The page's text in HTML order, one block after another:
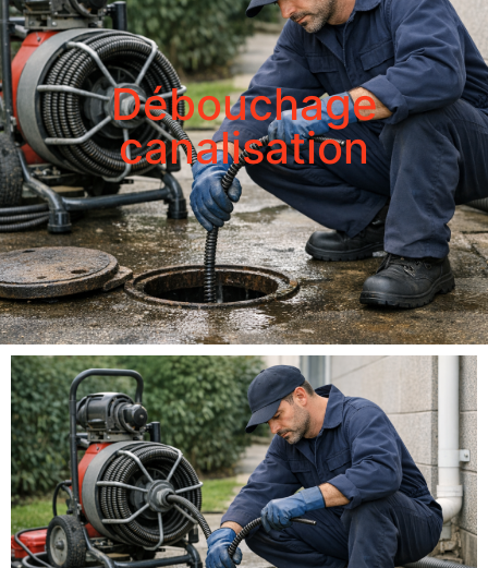
Débouchage
canalisation